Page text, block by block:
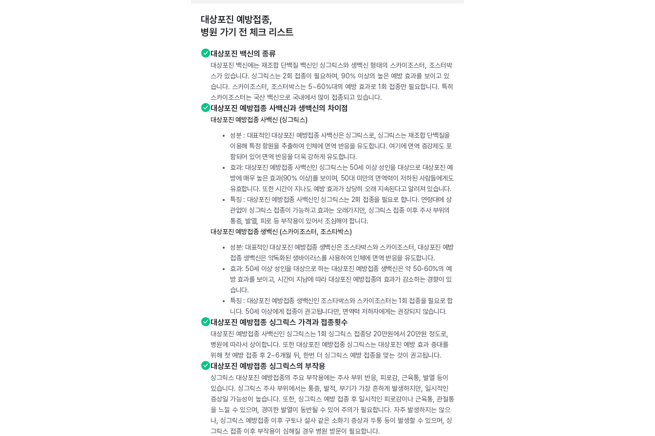
대상포진 예방접종,
병원 가기 전 체크 리스트
대상포진 백신의 종류
대상포진 백신에는 재조합 단백질 백신인 싱그릭스와 생백신 형태의 스카이조스터, 조스터박
스가 있습니다. 싱그릭스는 2회 접종이 필요하며, 90% 이상의 높은 예방 효과를 보이고 있
습니다. 스카이조스터, 조스터박스는 5~60%대의 예방 효과로 1회 접종만 필요합니다. 특히
스카이조스터는 국산 백신으로 국내에서 많이 접종되고 있습니다.
대상포진 예방접종 사백신과 생백신의 차이점
대상포진 예방접종 사백신 (싱그릭스)
성분 : 대표적인 대상포진 예방접종 사백신은 싱그릭스로, 싱그릭스는 재조합 단백질을
이용해 특정 항원을 추출하여 인체에 면역 반응을 유도합니다. 여기에 면역 증강제도 포
함되어 있어 면역 반응을 더욱 강하게 유도합니다.
효과: 대상포진 예방접종 사백신인 싱그릭스는 50세 이상 성인을 대상으로 대상포진 예
방에 매우 높은 효과(90% 이상)를 보이며, 50대 미만의 면역력이 저하된 사람들에게도
유효합니다. 또한 시간이 지나도 예방 효과가 상당히 오래 지속된다고 알려져 있습니다.
특징 : 대상포진 예방접종 사백신인 싱그릭스는 2회 접종을 필요로 합니다. 연령대에 상
관없이 싱그릭스 접종이 가능하고 효과는 오래가지만, 싱그릭스 접종 이후 주사 부위의
통증, 발열, 피로 등 부작용이 있어서 조심해야 합니다.
대상포진 예방접종 생백신 (스카이조스터, 조스타박스)
성분: 대표적인 대상포진 예방접종 생백신은 조스타박스와 스카이조스터, 대상포진 예방
접종 생백신은 약독화된 생바이러스를 사용하여 인체에 면역 반응을 유도합니다.
효과: 50세 이상 성인을 대상으로 하는 대상포진 예방접종 생백신은 약 50-60%의 예
방 효과를 보이고, 시간이 지남에 따라 대상포진 예방접종의 효과가 감소하는 경향이 있
습니다.
특징 : 대상포진 예방접종 생백신인 조스타박스와 스카이조스터는 1회 접종을 필요로 합
니다. 50세 이상에게 접종이 권고됩니다만, 면역력 저하자에게는 권장되지 않습니다.
대상포진 예방접종 싱그릭스 가격과 접종횟수
대상포진 예방접종 사백신인 싱그릭스는 1회 싱그릭스 접종당 20만원에서 20만원 정도로,
병원에 따라서 상이합니다. 또한 대상포진 예방접종 싱그릭스는 대상포진 예방 효과 증대를
위해 첫 예방 접종 후 2~6개월 뒤, 한번 더 싱그릭스 예방 접종을 맞는 것이 권고됩니다.
대상포진 예방접종 싱그릭스의 부작용
싱그릭스 대상포진 예방접종의 주요 부작용에는 주사 부위 반응, 피로감, 근육통, 발열 등이
있습니다. 싱그릭스 주사 부위에서는 통증, 발적, 부기가 가장 흔하게 발생하지만, 일시적인
증상일 가능성이 높습니다. 또한, 싱그릭스 예방 접종 후 일시적인 피로감이나 근육통, 관절통
을 느낄 수 있으며, 경미한 발열이 동반될 수 있어 주의가 필요합니다. 자주 발생하지는 않으
나, 싱그릭스 예방접종 이후 구토나 설사 같은 소화기 증상과 두통 등이 발생할 수 있으며, 싱
그릭스 접종 이후 부작용이 심해질 경우 병원 방문이 필요합니다.